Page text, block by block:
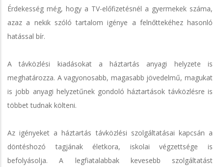
Érdekesség még, hogy a TV-előfizetésnél a gyermekek száma,
azaz a nekik szóló tartalom igénye a felnőttekéhez hasonló
hatással bír.
A távközlési kiadásokat a háztartás anyagi helyzete is
meghatározza. A vagyonosabb, magasabb jövedelmű, magukat
is jobb anyagi helyzetűnek gondoló háztartások távközlésre is
többet tudnak költeni.
Az igényeket a háztartás távközlési szolgáltatásai kapcsán a
döntéshozó tagjának életkora, iskolai végzettsége is
befolyásolja. A legfiatalabbak kevesebb szolgáltatást